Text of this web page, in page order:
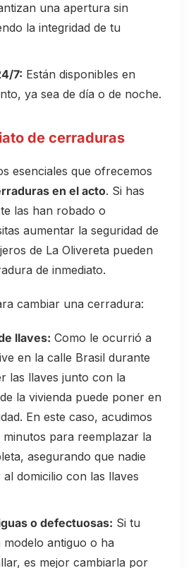
una apertura sin
la integridad de tu
7: Están disponibles en
ya sea de día o de noche.
de cerraduras
esenciales que ofrecemos
en el acto. Si has
las han robado o
aumentar la seguridad de
de La Olivereta pueden
de inmediato.
cambiar una cerradura:
llaves: Como le ocurrió a
en la calle Brasil durante
las llaves junto con la
la vivienda puede poner en
En este caso, acudimos
para reemplazar la
asegurando que nadie
domicilio con las llaves
o defectuosas: Si tu
antiguo o ha
es mejor cambiarla por